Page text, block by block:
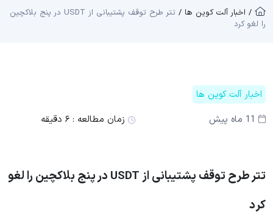
/ اخبار آلت کوین ها /
تتر طرح توقف پشتیبانی از USDT در پنج بلاکچین
را لغو کرد
اخبار آلت کوین ها
11 ماه پیش
زمان مطالعه : ۶ دقیقه
تتر طرح توقف پشتیبانی از USDT در پنج بلاکچین را لغو
کرد